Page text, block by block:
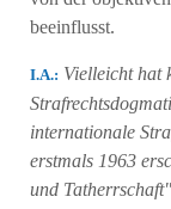
beeinflusst.
Ι.Α.: Vielleicht hat
internationale
erstmals 1963
und